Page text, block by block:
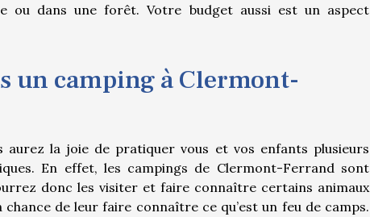
ou dans une forêt. Votre budget aussi est un aspect
un camping à Clermont-
aurez la joie de pratiquer vous et vos enfants plusieurs
En effet, les campings de Clermont-Ferrand sont
donc les visiter et faire connaître certains animaux
de leur faire connaître ce qu’est un feu de camps.